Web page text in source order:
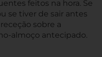
feitos na hora. Se
se tiver de sair antes
sobre a
almoço antecipado.